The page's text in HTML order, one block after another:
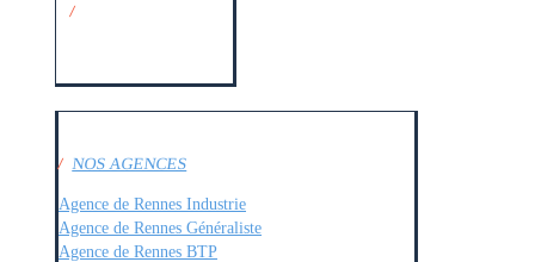
/
/ NOS AGENCES
Agence de Rennes Industrie
Agence de Rennes Généraliste
Agence de Rennes BTP